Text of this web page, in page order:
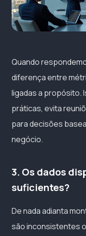
Quando
diferença entre
ligadas a propósito.
práticas, evita
para decisões
negócio.
3. Os dados
suficientes?
De nada adianta
são inconsistentes